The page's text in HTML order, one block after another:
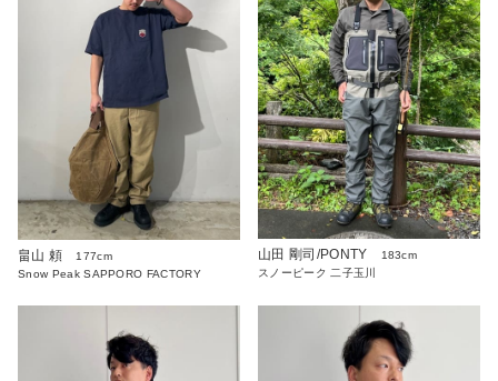
畠山 頼
177cm
Snow Peak SAPPORO FACTORY
山田 剛司/PONTY
183cm
スノーピーク 二子玉川